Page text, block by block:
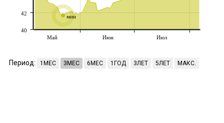
мин
Май Июн Июл
40
42
Период: 1МЕС 3МЕС 6МЕС 1ГОД 3ЛЕТ 5ЛЕТ МАКС.